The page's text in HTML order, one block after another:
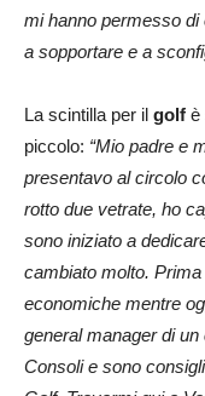
mi hanno permesso di
a sopportare e a
La scintilla per il golf è
piccolo: “Mio padre e
presentavo al circolo
rotto due vetrate, ho
sono iniziato a
cambiato molto.
economiche mentre
general manager di
Consoli e sono